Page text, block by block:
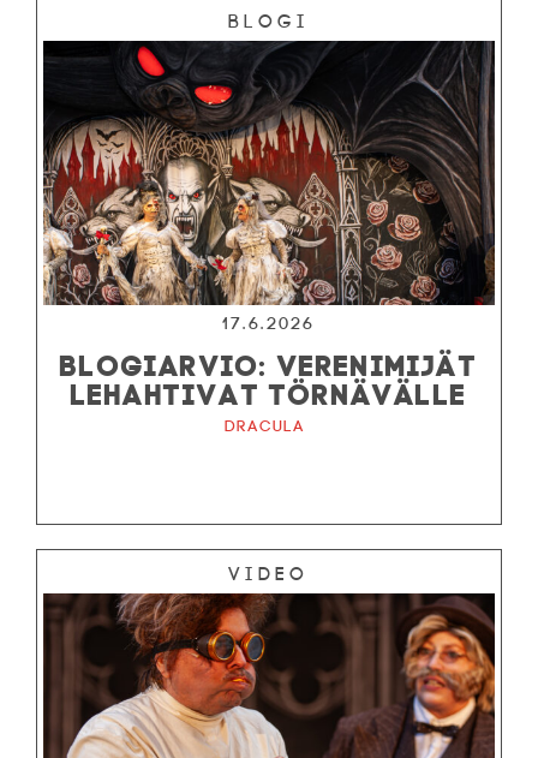
OHJELMISTO
LIPUT
AIKATAULUT
RYHMILLE
PALVELUT
TEATTERI
KESÄTEATTERI
YHTEYS
Blogi
17.6.2026
BLOGIARVIO: VERENIMIJÄT
LEHAHTIVAT TÖRNÄVÄLLE
Dracula
Video